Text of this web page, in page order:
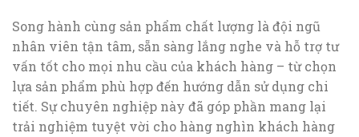
Song hành cùng sản phẩm chất lượng là đội ngũ
nhân viên tận tâm, sẵn sàng lắng nghe và hỗ trợ tư
vấn tốt cho mọi nhu cầu của khách hàng – từ chọn
lựa sản phẩm phù hợp đến hướng dẫn sử dụng chi
tiết. Sự chuyên nghiệp này đã góp phần mang lại
trải nghiệm tuyệt vời cho hàng nghìn khách hàng